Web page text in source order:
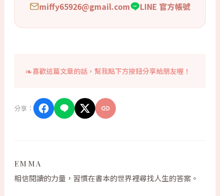
miffy65926@gmail.com LINE 官方帳號
喜歡這篇文章的話，幫我點下方按鈕分享給朋友喔！
分享：
EMMA
相信閱讀的力量，習慣在書本的世界裡尋找人生的答案。